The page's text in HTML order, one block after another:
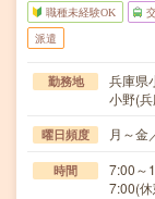
職種未経験OK
派遣
勤務地
兵庫県
小野(
曜日頻度 月～金
時間
7:00～
7:00(